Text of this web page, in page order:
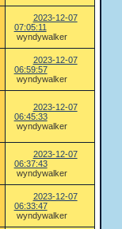
2023-12-07
07:05:11
wyndywalker
2023-12-07
06:59:57
wyndywalker
2023-12-07
06:45:33
wyndywalker
2023-12-07
06:37:43
wyndywalker
2023-12-07
06:33:47
wyndywalker